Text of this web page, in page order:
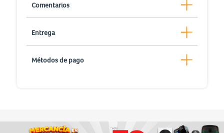
Comentarios
Entrega
Métodos de pago